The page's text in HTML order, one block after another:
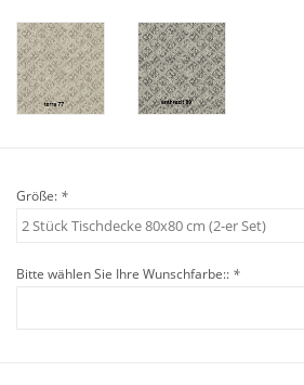
Vertrag widerrufen
Blog-Aktuelles
Größe: *
Bitte wählen Sie Ihre Wunschfarbe:: *